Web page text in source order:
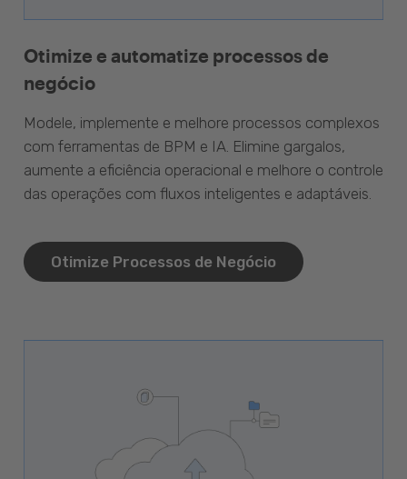
Otimize e automatize processos de
negócio
Modele, implemente e melhore processos complexos
com ferramentas de BPM e IA. Elimine gargalos,
aumente a eficiência operacional e melhore o controle
das operações com fluxos inteligentes e adaptáveis.
Otimize Processos de Negócio